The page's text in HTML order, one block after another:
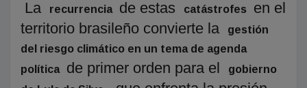
La recurrencia de estas catástrofes
en el
territorio brasileño convierte la
gestión
del riesgo climático en un tema de agenda
política de primer orden para el
gobierno